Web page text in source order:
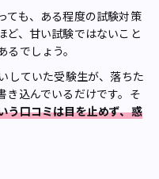
ても、ある程度の試験対策
ど、甘い試験ではないこと
でしょう。
していた受験生が、落ちた
き込んでいるだけです。そ
う口コミは目を止めず、惑